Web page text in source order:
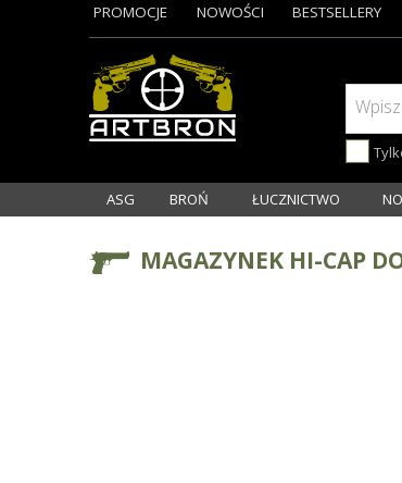
PROMOCJE NOWOŚCI BESTSELLERY
ASG BROŃ ŁUCZNICTWO
MAGAZYNEK HI-CAP